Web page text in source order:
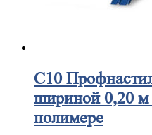
С10
шириной 0,20 м
полимере